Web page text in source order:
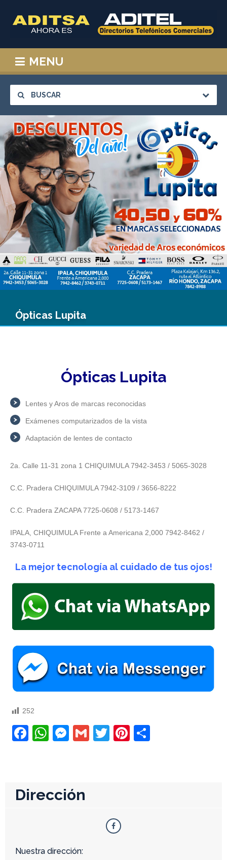
MENU
BUSCAR
Ópticas Lupita
Ópticas Lupita
Lentes y Aros de marcas reconocidas
Exámenes computarizados de la vista
Adaptación de lentes de contacto
2a. Calle 11-31 zona 1 CHIQUIMULA 7942-3453 / 5065-3028
C.C. Pradera CHIQUIMULA 7942-3109 / 3656-8222
C.C. Pradera ZACAPA 7725-0608 / 5173-1467
IPALA, CHIQUIMULA Frente a Americana 2,000 7942-8462 /
3743-0711
La mejor tecnología al cuidado de tus ojos!
252
Facebook
WhatsApp
Messenger
GmailTwitterPinterest
Dirección
Nuestra dirección: